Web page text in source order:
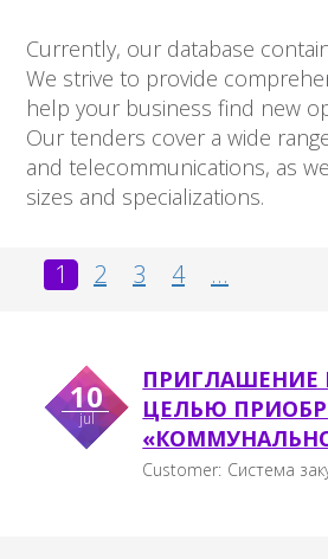
Currently, our database
We strive to provide
help your business find new
Our tenders cover a wide
and telecommunications, as
sizes and specializations.
1 2 3 4 ...
10
jul
ПРИГЛАШЕНИЕ
ЦЕЛЬЮ
Customer: Система